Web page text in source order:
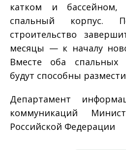
катком и
спальный корпус.
строительство
месяцы — к началу
Вместе оба спальных
будут способны
Департамент
коммуникаций
Российской Федерации